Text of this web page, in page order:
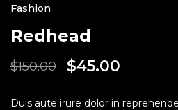
Fashion
Redhead
$150.00 $45.00
Duis aute irure dolor in